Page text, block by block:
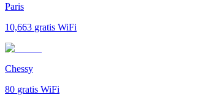
Paris
10,663 gratis WiFi
Chessy
80 gratis WiFi